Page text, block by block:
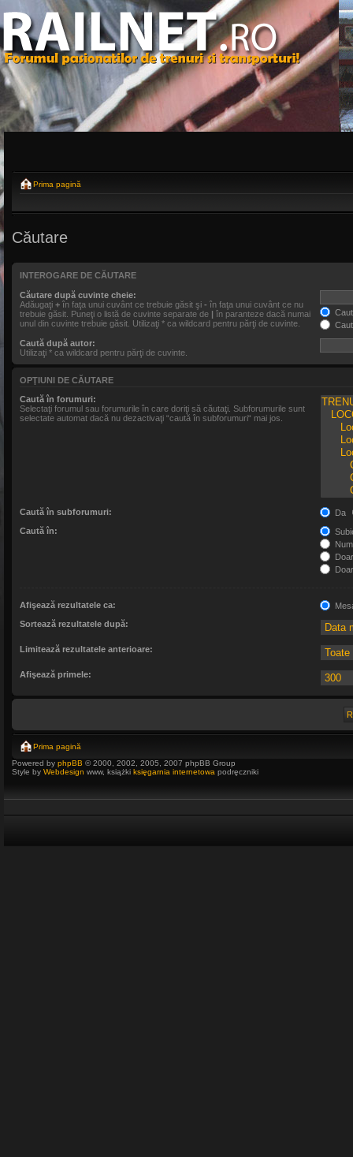
Prima pagină
Căutare
INTEROGARE DE CĂUTARE
Căutare după cuvinte cheie:
Adăugaţi +în faţa unui cuvânt ce trebuie găsit şi - în faţa unui cuvânt ce nu
trebuie găsit. Puneţi o listă de cuvinte separate de | în paranteze dacă numai
unul din cuvinte trebuie găsit. Utilizaţi * ca wildcard pentru părţi de cuvinte.
Caută după autor:
Utilizaţi * ca wildcard pentru părţi de cuvinte.
OPŢIUNI DE CĂUTARE
Caută în forumuri:
Selectaţi forumul sau forumurile în care doriţi să căutaţi. Subforumurile sunt
selectate automat dacă nu dezactivaţi “caută în subforumuri“ mai jos.
Caută în subforumuri:
Da
Caută în:
Afişează rezultatele ca:
Sortează rezultatele după:
Limitează rezultatele anterioare:
Afişează primele:
Prima pagină
Powered by phpBB © 2000, 2002, 2005, 2007 phpBB Group
Style by Webdesign www, książki księgarnia internetowa podręczniki